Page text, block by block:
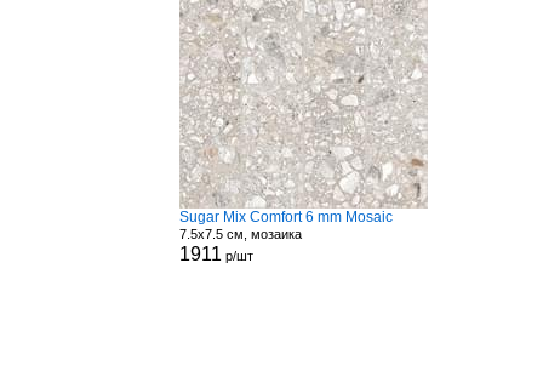
Sugar Mix Comfort 6 mm Mosaic
7.5x7.5 см, мозаика
1911 р/шт